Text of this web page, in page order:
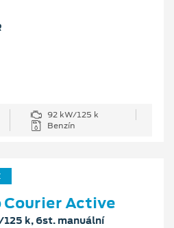
92 kW/125 k
Benzín
Courier Active
k, 6st. manuální